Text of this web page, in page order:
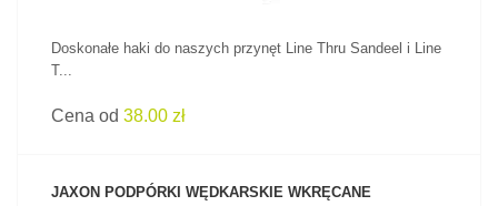
Doskonałe haki do naszych przynęt Line Thru Sandeel i Line
T...
Cena od 38.00 zł
JAXON PODPÓRKI WĘDKARSKIE WKRĘCANE